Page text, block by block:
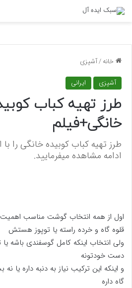
خانه/آشپزی
آشپزی ایرانی
طرز تهیه کباب
خانگی+فیلم
طرز تهیه کباب کوبیده خانگی را با
ادامه مشاهده میفرمایید.
قلوه گاه و خرده راسته یا توپوز هستش
ولی انتخاب اینکه کامل گوسفندی باشه
دست خودتونه
و اینکه این ترکیب نیاز به دنبه داره یا
گاه داره